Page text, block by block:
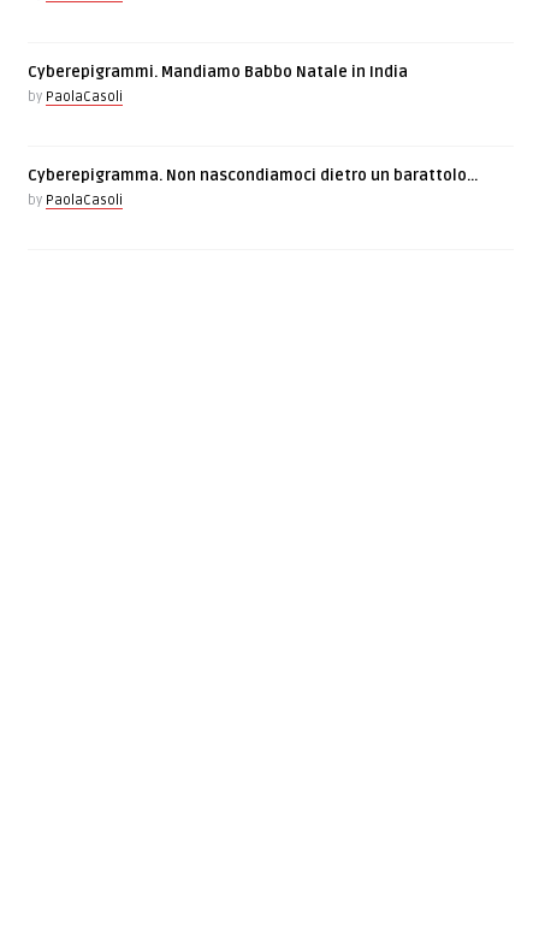
Cyberepigrammi. Mandiamo Babbo Natale in India
by PaolaCasoli
Cyberepigramma. Non nascondiamoci dietro un barattolo…
by PaolaCasoli